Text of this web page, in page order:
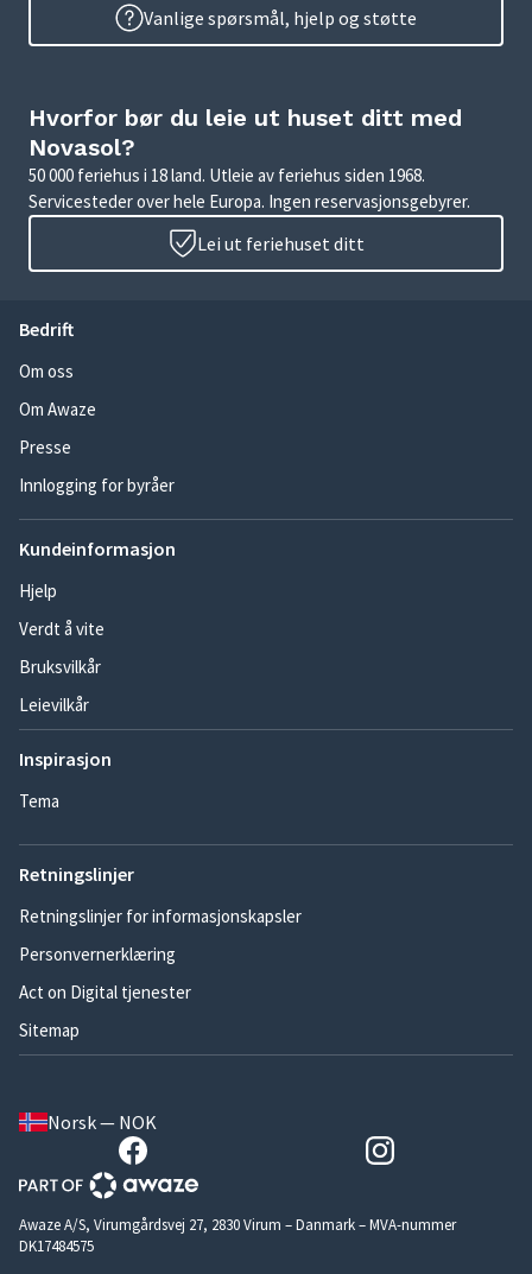
Vanlige spørsmål, hjelp og støtte
Hvorfor bør du leie ut huset ditt med
Novasol?
50 000 feriehus i 18 land. Utleie av feriehus siden 1968.
Servicesteder over hele Europa. Ingen reservasjonsgebyrer.
Lei ut feriehuset ditt
Bedrift
Om oss
Om Awaze
Presse
Innlogging for byråer
Kundeinformasjon
Hjelp
Verdt å vite
Bruksvilkår
Leievilkår
Inspirasjon
Tema
Retningslinjer
Retningslinjer for informasjonskapsler
Personvernerklæring
Act on Digital tjenester
Sitemap
Norsk — NOK
Awaze A/S, Virumgårdsvej 27, 2830 Virum – Danmark – MVA-nummer
DK17484575